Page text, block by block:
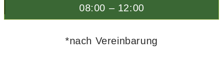
08:00 – 12:00
*nach Vereinbarung